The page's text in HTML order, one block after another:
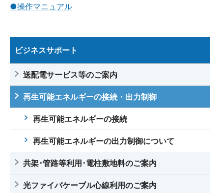
●操作マニュアル
ビジネスサポート
送配電サービス等のご案内
再生可能エネルギーの接続・出力制御
再生可能エネルギーの接続
再生可能エネルギーの出力制御について
共架･管路等利用･電柱敷地料のご案内
光ファイバケーブル心線利用のご案内